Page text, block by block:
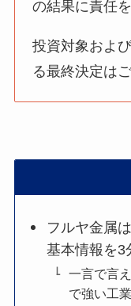
の結果に責任
投資対象およ
る最終決定は
フルヤ金属
基本情報を3
一言で言
で強い工